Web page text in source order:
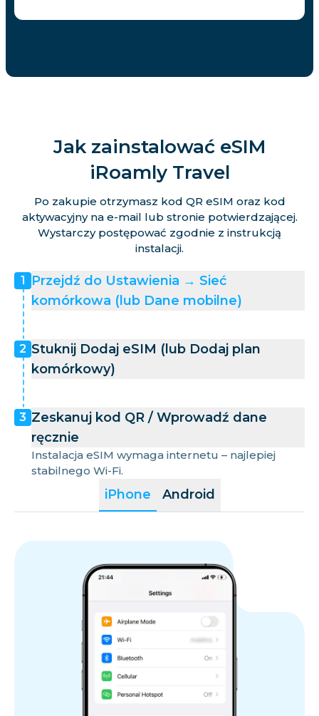
Jak zainstalować eSIM
iRoamly Travel
Po zakupie otrzymasz kod QR eSIM oraz kod
aktywacyjny na e-mail lub stronie potwierdzającej.
Wystarczy postępować zgodnie z instrukcją
instalacji.
iPhone Android
1
Przejdź do Ustawienia → Sieć
komórkowa (lub Dane mobilne)
2 Stuknij Dodaj eSIM (lub Dodaj plan
komórkowy)
3 Zeskanuj kod QR / Wprowadź dane
ręcznie
Instalacja eSIM wymaga internetu – najlepiej
stabilnego Wi-Fi.